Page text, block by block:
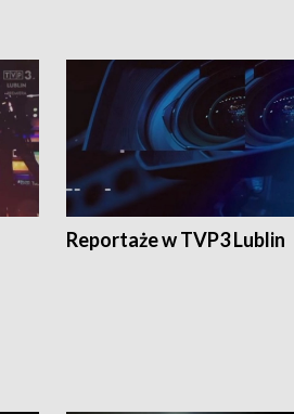
Reportaże w TVP3 Lublin